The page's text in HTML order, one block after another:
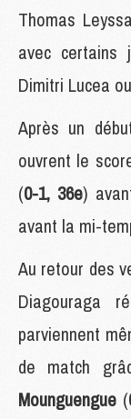
Thomas
avec certains
Dimitri Lucea
Après un
ouvrent le
(0-1, 36e)
avant la mi-
Au retour des
Diagouraga
parviennent
de match
Mounguengue (